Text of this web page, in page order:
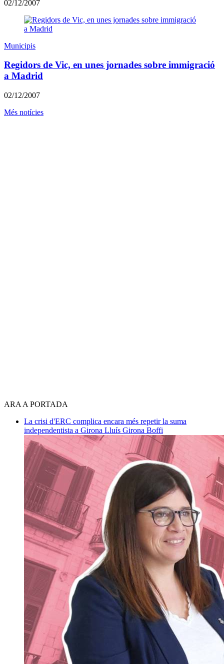
02/12/2007
Municipis
Regidors de Vic, en unes jornades sobre immigració
a Madrid
02/12/2007
Més notícies
ARA A PORTADA
La crisi d'ERC complica encara més repetir la suma
independentista a Girona Lluís Girona Boffi